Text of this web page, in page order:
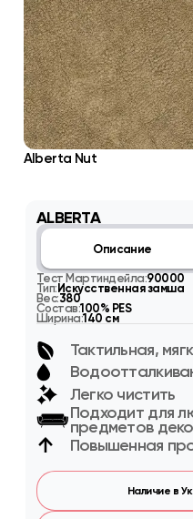
Alberta Nut
ALBERTA
Описание
Тест Мартиндейла:90000
Тип:Искусственная замша
Вес:380
Состав:100% PES
Ширина:140 см
Тактильная,
Легко чистить
Подходит для
предметов
Повышенная
Наличие в